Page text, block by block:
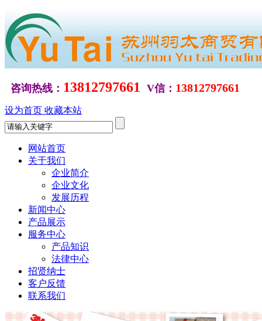
咨询热线： 13812797661 V信： 13812797661
设为首页 收藏本站
网站首页
关于我们
企业简介
企业文化
发展历程
新闻中心
产品展示
服务中心
产品知识
法律中心
招贤纳士
客户反馈
联系我们